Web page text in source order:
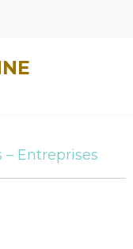
Entreprises